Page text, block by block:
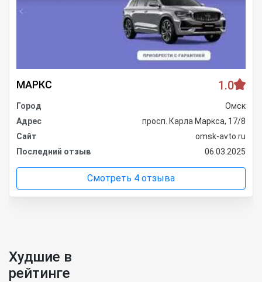
МАРКС 1.0
Город
Омск
Адрес
просп. Карла Маркса, 17/8
Сайт
omsk-avto.ru
Последний отзыв
06.03.2025
Смотреть 4 отзыва
Худшие в
рейтинге